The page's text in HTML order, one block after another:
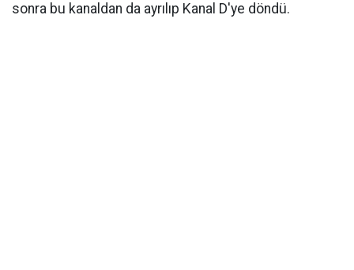
sonra bu kanaldan da ayrılıp Kanal D'ye döndü.